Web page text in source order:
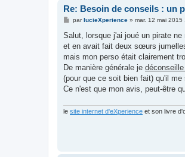
Re: Besoin de conseils : un
M
s
a
g
parlucieXperience» mar. 12 mai 2015
Salut, lorsque j'ai joué un pirate
et en avait fait deux sœurs
mais mon perso était clairement
De manière générale je
(pour que ce soit bien fait) qu'il
Ce n'est que mon avis, peut-être
le site internet d'eXperience et son livre